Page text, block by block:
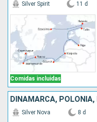
Comidas incluidas
Silver Spirit 11 d
Silver Nova 8 d